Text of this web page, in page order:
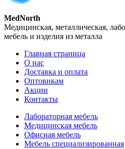
MedNorth
Медицинская, металлическая,
мебель и изделия из металла
Главная страница
О нас
Доставка и оплата
Оптовикам
Акции
Контакты
Лабораторная мебель
Медицинская мебель
Офисная мебель
Мебель специализированная